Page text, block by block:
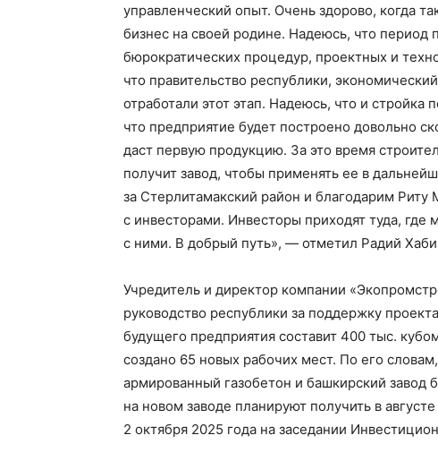
управленческий опыт. Очень здорово, когда
бизнес на своей родине. Надеюсь, что
бюрократических процедур, проектных и
что правительство республики,
отработали этот этап. Надеюсь, что и
что предприятие будет построено довольно
даст первую продукцию. За это время
получит завод, чтобы применять ее в
за Стерлитамакский район и благодарим Риту
с инвесторами. Инвесторы приходят туда,
с ними. В добрый путь», — отметил Радий
Учредитель и директор компании
руководство республики за поддержку
будущего предприятия составит 400 тыс.
создано 65 новых рабочих мест. По его
армированный газобетон и башкирский
на новом заводе планируют получить в
2 октября 2025 года на заседании